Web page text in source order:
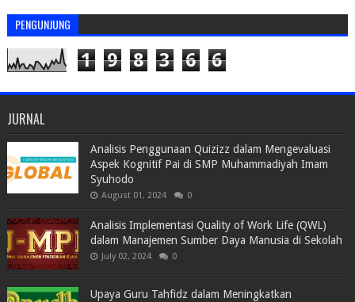
PENGUNJUNG
1 9 8 3 6 6
JURNAL
Analisis Penggunaan Quizizz dalam Mengevaluasi
Aspek Kognitif Pai di SMP Muhammadiyah Imam
Syuhodo
August 01, 2024 0
Analisis Implementasi Quality of Work Life (QWL)
dalam Manajemen Sumber Daya Manusia di Sekolah
July 02, 2024 0
Upaya Guru Tahfidz dalam Meningkatkan